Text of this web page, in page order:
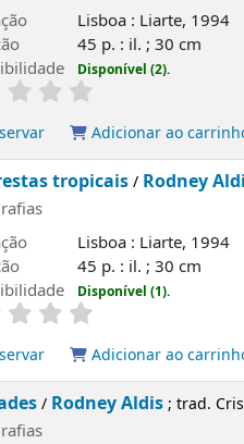
Lisboa : Liarte, 1994
45 p. : il. ; 30 cm
Disponível (2).
Adicionar ao
tropicais/ Rodney
Lisboa : Liarte, 1994
45 p. : il. ; 30 cm
Disponível (1).
Adicionar ao
/ Rodney Aldis; trad.